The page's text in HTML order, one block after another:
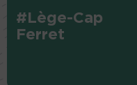
#Lège-Cap
Ferret